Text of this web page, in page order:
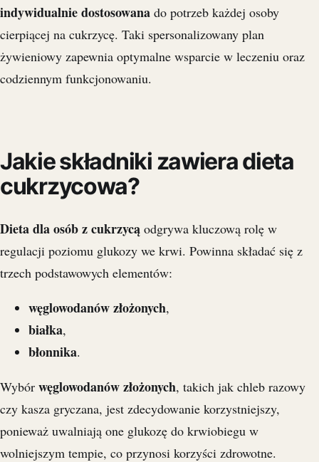
indywidualnie dostosowana do potrzeb każdej osoby
cierpiącej na cukrzycę. Taki spersonalizowany plan
żywieniowy zapewnia optymalne wsparcie w leczeniu oraz
codziennym funkcjonowaniu.
Jakie składniki zawiera dieta
cukrzycowa?
Dieta dla osób z cukrzycą odgrywa kluczową rolę w
regulacji poziomu glukozy we krwi. Powinna składać się z
trzech podstawowych elementów:
węglowodanów złożonych,
białka,
błonnika.
Wybór węglowodanów złożonych, takich jak chleb razowy
czy kasza gryczana, jest zdecydowanie korzystniejszy,
ponieważ uwalniają one glukozę do krwiobiegu w
wolniejszym tempie, co przynosi korzyści zdrowotne.